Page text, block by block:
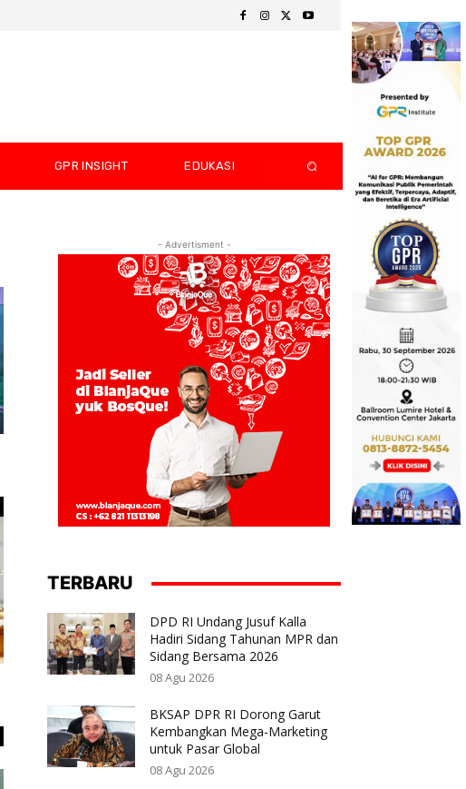
GPR INSIGHT EDUKASI
- Advertisment -
TERBARU
DPD RI Undang Jusuf Kalla
Hadiri Sidang Tahunan MPR dan
Sidang Bersama 2026
08 Agu 2026
BKSAP DPR RI Dorong Garut
Kembangkan Mega-Marketing
untuk Pasar Global
08 Agu 2026